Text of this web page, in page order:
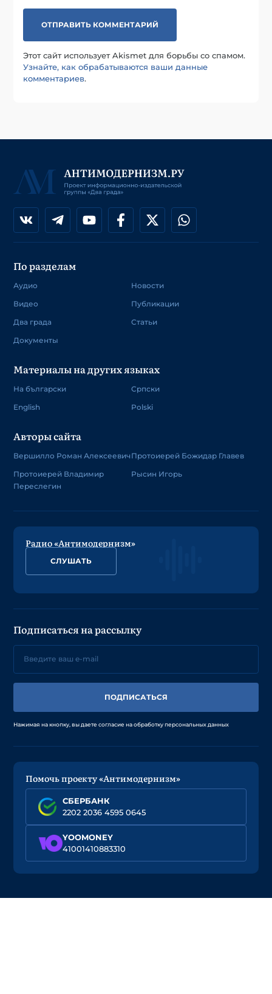
Этот сайт использует Akismet для борьбы со спамом.
Узнайте, как обрабатываются ваши данные
комментариев.
По разделам
Аудио
Видео
Два града
Документы
Новости
Публикации
Статьи
Материалы на других языках
На български
English
Српски
Polski
Авторы сайта
Вершилло Роман Алексеевич
Протоиерей Владимир
Переслегин
Протоиерей Божидар Главев
Рысин Игорь
Радио «Антимодернизм»
СЛУШАТЬ
Подписаться на рассылку
ПОДПИСАТЬСЯ
Нажимая на кнопку, вы даете согласие на обработку персональных данных
Помочь проекту «Антимодернизм»
СБЕРБАНК
2202 2036 4595 0645
YOOMONEY
41001410883310